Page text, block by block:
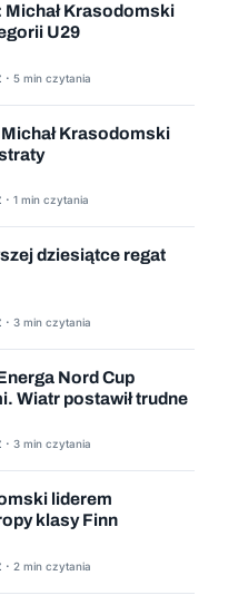
Krasodomski
U29
5 min czytania
Krasodomski
1 min czytania
dziesiątce regat
3 min czytania
Nord Cup
Wiatr postawił trudne
3 min czytania
liderem
klasy Finn
2 min czytania